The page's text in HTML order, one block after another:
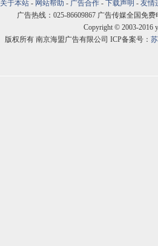
关于本站 - 网站帮助 - 广告合作 - 下载声明 - 友情
广告热线：025-86609867 广告传媒全国免费
Copyright © 2003-2016
版权所有 南京海盟广告有限公司 ICP备案号：